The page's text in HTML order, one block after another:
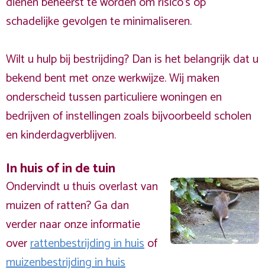
schadelijke gevolgen te minimaliseren.
Wilt u hulp bij bestrijding? Dan is het belangrijk dat u
bekend bent met onze werkwijze. Wij maken
onderscheid tussen particuliere woningen en
bedrijven of instellingen zoals bijvoorbeeld scholen
en kinderdagverblijven.
In huis of in de tuin
Ondervindt u thuis overlast van
muizen of ratten? Ga dan
verder naar onze informatie
overrattenbestrijding in huisof
muizenbestrijding in huis